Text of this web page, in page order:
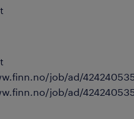
job/ad/
job/ad/